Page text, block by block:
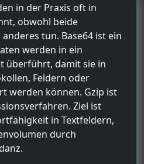
in der Praxis oft in
obwohl beide
tun. Base64 ist ein
werden in ein
überführt, damit sie in
Feldern oder
werden können. Gzip ist
Ziel ist
in Textfeldern,
durch